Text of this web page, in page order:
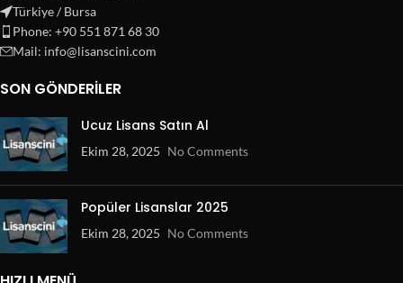
Türkiye / Bursa
Phone: +90 551 871 68 30
Mail: info@lisanscini.com
SON GÖNDERILER
Ucuz Lisans Satın Al
Ekim 28, 2025 No Comments
Popüler Lisanslar 2025
Ekim 28, 2025 No Comments